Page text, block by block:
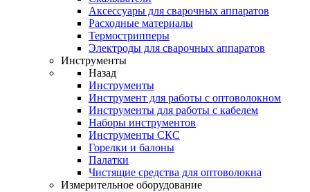
Аксессуары для сварочных аппаратов
Расходные материалы
Термострипперы
Электроды для сварочных аппаратов
Инструменты
Назад
Инструменты
Инструмент для работы с оптоволокном
Инструменты для работы с кабелем
Наборы инструментов
Инструменты СКС
Горелки и балоны
Палатки
Чистящие средства для оптоволокна
Измерительное оборудование